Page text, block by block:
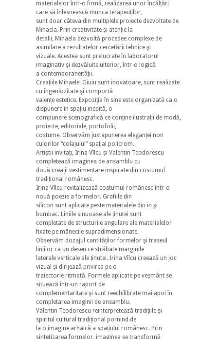
materialelor într-o firmă, realizarea unor încălțări
care să înlesnească munca terapeuților,
sunt doar câteva din multiplele proiecte dezvoltate de
Mihaela. Prin creativitate şi atenție la
detalii, Mihaela dezvoltă procedee complexe de
asimilare a rezultatelor cercetării tehnice şi
vizuale. Acestea sunt prelucrate în laboratorul
imaginativ şi dezvăluite ulterior, într-o logică
a contemporaneității.
Creațiile Mihaelei Giuiu sunt inovatoare, sunt realizate
cu ingeniozitate şi comportă
valențe estetice. Expoziția în sine este organizată ca o
dispunere în spațiu inedită, o
compunere scenografică ce conține ilustrații de modă,
proiecte, editoriale, portofolii,
costume. Observăm juxtapunerea eleganței non
culorilor “colajului” spațial policrom.
Artiștii invitați, Irina Vîlcu şi Valentin Teodorescu
completează imaginea de ansamblu cu
două creații vestimentare inspirate din costumul
tradițional românesc.
Irina Vîlcu revitalizează costumul românesc într-o
nouă poezie a formelor. Grafiile din
silicon sunt aplicate peste materialele din in şi
bumbac. Liniile sinuoase ale ținutei sunt
completate de structurile angulare ale materialelor
fixate pe mânecile supradimensionate.
Observăm dozajul cantităților formelor şi traseul
liniilor ca un desen ce străbate marginile
laterale verticale ale ținutei. Irina Vîlcu creează un joc
vizual şi dirijează privirea pe o
traiectorie ritmată. Formele aplicate pe veșmânt se
situează într-un raport de
complementaritate şi sunt reechilibrate mai apoi în
completarea imaginii de ansamblu.
Valentin Teodorescu reinterpretează tradițiile și
spiritul cultural tradițional pornind de
la o imagine arhaică a spațiului românesc. Prin
sintetizarea formelor, imaginea se transformă